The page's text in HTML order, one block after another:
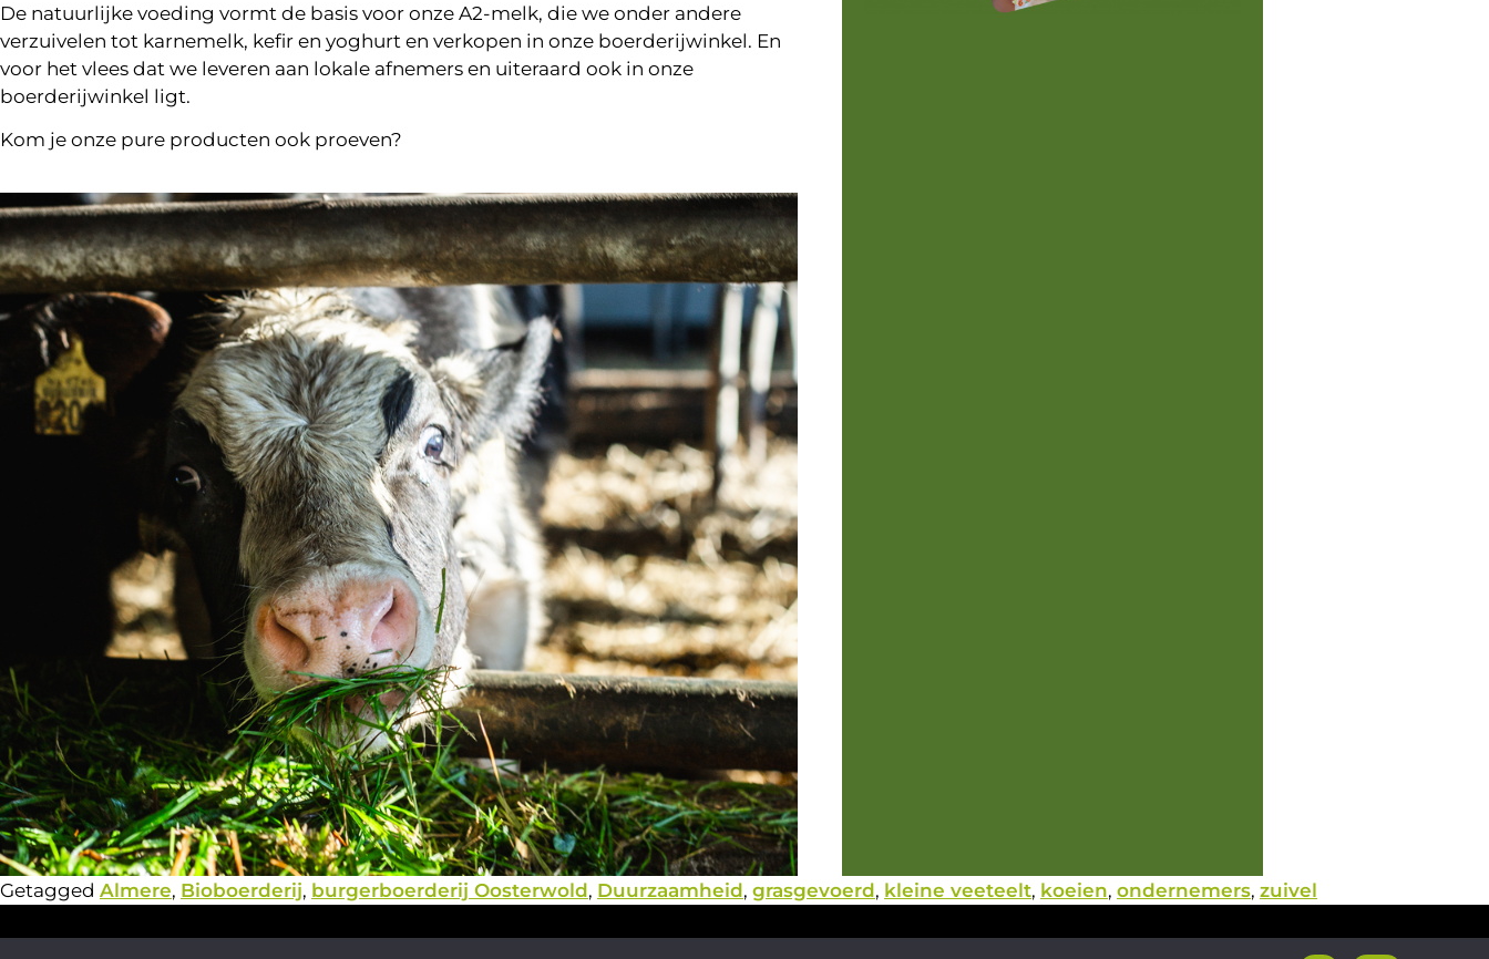
De natuurlijke voeding vormt de basis voor onze A2-melk, die we onder andere
verzuivelen tot karnemelk, kefir en yoghurt en verkopen in onze boerderijwinkel. En
voor het vlees dat we leveren aan lokale afnemers en uiteraard ook in onze
boerderijwinkel ligt.
Kom je onze pure producten ook proeven?
Getagged Almere, Bioboerderij, burgerboerderij Oosterwold, Duurzaamheid, grasgevoerd, kleine veeteelt, koeien, ondernemers, zuivel